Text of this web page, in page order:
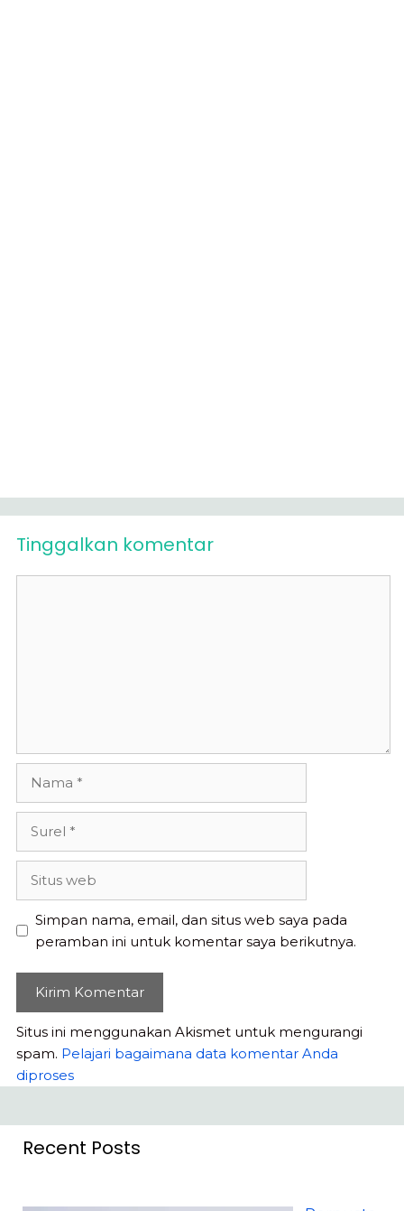
Tinggalkan komentar
Simpan nama, email, dan situs web saya pada
peramban ini untuk komentar saya berikutnya.
Situs ini menggunakan Akismet untuk mengurangi
spam. Pelajari bagaimana data komentar Anda
diproses
Recent Posts